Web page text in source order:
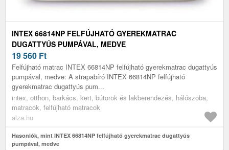
INTEX 66814NP FELFÚJHATÓ GYEREKMATRAC
DUGATTYÚS PUMPÁVAL, MEDVE
19 560 Ft
Felfújható matrac INTEX 66814NP felfújható gyerekmatrac dugattyús
pumpával, medve: A strapabíró INTEX 66814NP felfújható
gyerekmatrac dugattyús pum...
intex, otthon, barkács, kert, bútorok és lakberendezés, hálószoba,
matracok, felfújható matracok
alza.hu
Hasonlók, mint INTEX 66814NP felfújható gyerekmatrac dugattyús
pumpával, medve